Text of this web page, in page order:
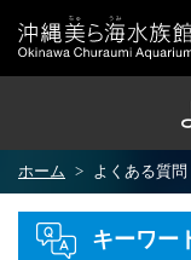
ホーム よくある質問
キーワー